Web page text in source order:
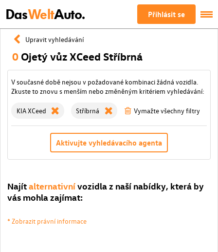
DasWeltAuto. Přihlásit se
Upravit vyhledávání
0 Ojetý vůz XCeed Stříbrná
V současné době nejsou v požadované kombinaci žádná vozidla.
Zkuste to znovu s menším nebo změněným kritériem vyhledávání:
KIA XCeed Stříbrná Vymažte všechny filtry
Aktivujte vyhledávacího agenta
Najítalternativnívozidla z naší nabídky, která by
vás mohla zajímat:
* Zobrazit právní informace